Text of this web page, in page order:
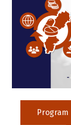
Program